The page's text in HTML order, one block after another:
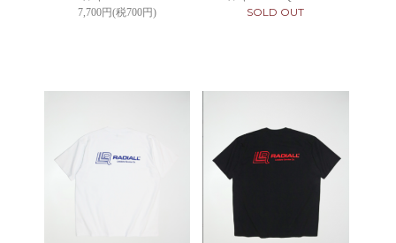
7,700円(税700円)
SOLD OUT